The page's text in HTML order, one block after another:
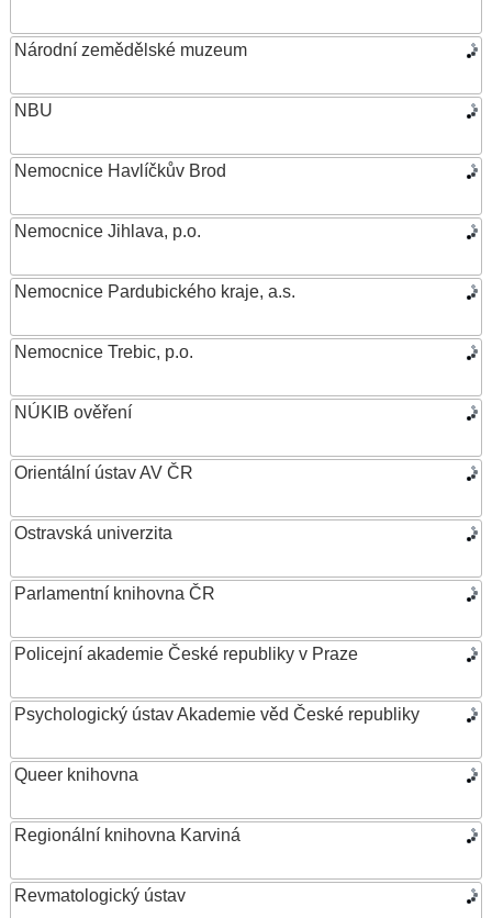
Národní zemědělské muzeum
NBU
Nemocnice Havlíčkův Brod
Nemocnice Jihlava, p.o.
Nemocnice Pardubického kraje, a.s.
Nemocnice Trebic, p.o.
NÚKIB ověření
Orientální ústav AV ČR
Ostravská univerzita
Parlamentní knihovna ČR
Policejní akademie České republiky v Praze
Psychologický ústav Akademie věd České republiky
Queer knihovna
Regionální knihovna Karviná
Revmatologický ústav